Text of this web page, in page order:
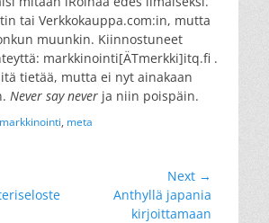
tai Verkkokauppa.com:in, mutta
muunkin. Kiinnostuneet
markkinointi[ÄTmerkki]itq.fi .
tietää, mutta ei nyt ainakaan
Never say never ja niin poispäin.
markkinointi, meta
Next →
Anthyllä japania
kirjoittamaan